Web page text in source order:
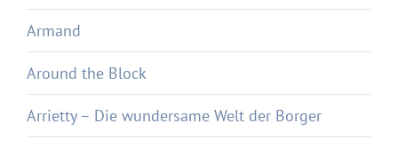
Armand
Around the Block
Arrietty – Die wundersame Welt der Borger